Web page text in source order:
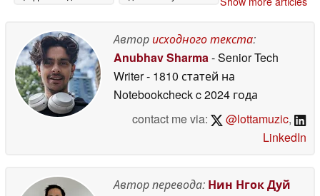
16 June 2026 Авторисходного текста:
Anubhav Sharma- Senior Tech
Writer- 1810 статей на
Notebookcheckc 2024 года
contact me via:
@lottamuzic,
LinkedIn
Автор перевода: Нин Нгок Дуй